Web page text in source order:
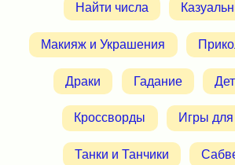
Найти числа
Макияж и Украшения
Драки Гадание
Кроссворды Игры для
Танки и Танчики